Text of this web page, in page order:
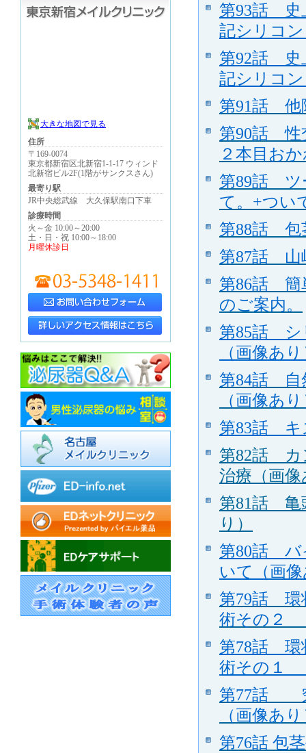
第93話 史
記シリコ
第92話 史
記シリコ
第91話 他
第90話 性
２本目お
第89話 ツ
て。+つい
第88話 包
第87話
第86話 簡
のご案内。
第85話 シ
（画像あ
第84話 自
（画像あ
第83話 キ
第82話 カ
治療（画
第81話 亀
り）
第80話 バ
いて（画
第79話 環
術その２
第78話 環
術その１
第77話
（画像あ
第76話 包
大きな地図で見る
住所
〒169-0074
東京都新宿区北新宿1-1-17 ウィンド
北新宿ビル2F(1階がサンクスさん)
最寄り駅
JR中央総武線 大久保駅南口下車
診療時間
火～金 10:00～20:00
土・日・祝 10:00～18:00
月曜休診日